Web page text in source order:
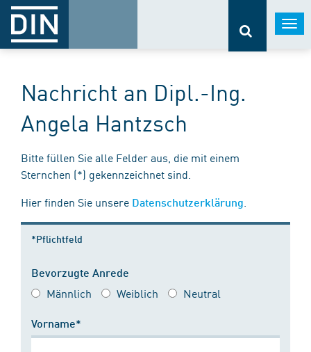
Nachricht an Dipl.-Ing.
Angela Hantzsch
Bitte füllen Sie alle Felder aus, die mit einem
Sternchen (*) gekennzeichnet sind.
Hier finden Sie unsere Datenschutzerklärung
*Pflichtfeld
Bevorzugte Anrede
Männlich Weiblich Neutral
Vorname*